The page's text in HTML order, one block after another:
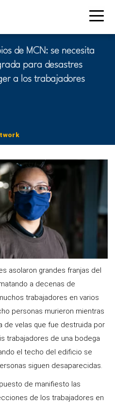
de MCN: se necesita
para desastres
a los trabajadores
asolaron grandes franjas del
a decenas de
trabajadores en varios
personas murieron mientras
de velas que fue destruida por
trabajadores de una bodega
el techo del edificio se
siguen desaparecidas.
de manifiesto las
de los trabajadores en